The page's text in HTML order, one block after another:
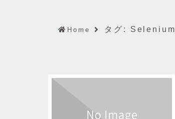
Home タグ: Selenium